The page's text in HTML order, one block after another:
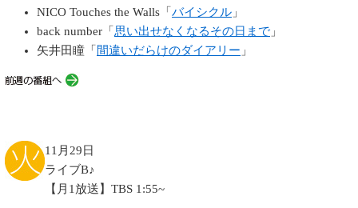
NICO Touches the Walls「 バイシクル 」
back number「 思い出せなくなるその日まで 」
矢井田瞳「 間違いだらけのダイアリー 」
11月29日
ライブB♪
【月1放送】TBS 1:55~